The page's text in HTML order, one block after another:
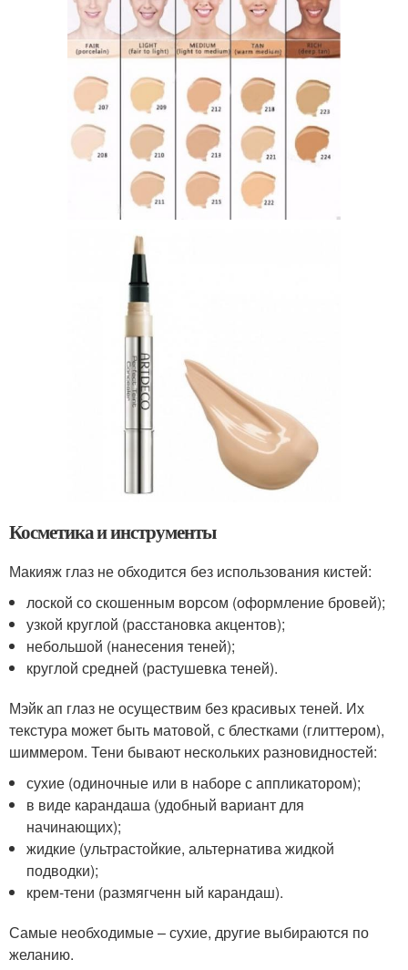
Косметика и инструменты
Макияж глаз не обходится без использования кистей:
лоской со скошенным ворсом (оформление бровей);
узкой круглой (расстановка акцентов);
небольшой (нанесения теней);
круглой средней (растушевка теней).
Мэйк ап глаз не осуществим без красивых теней. Их
текстура может быть матовой, с блестками (глиттером),
шиммером. Тени бывают нескольких разновидностей:
сухие (одиночные или в наборе с аппликатором);
в виде карандаша (удобный вариант для
начинающих);
жидкие (ультрастойкие, альтернатива жидкой
подводки);
крем-тени (размягченн ый карандаш).
Самые необходимые – сухие, другие выбираются по
желанию.